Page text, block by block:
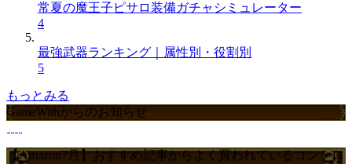
常夏の魔王子ピサロ装備ガチャシミュレーター
4
最強武器ランキング｜属性別・役割別
5
もっとみる
GameWithからのお知らせ
【Amazon7月】おすすめ記事からよく買われているコントロ